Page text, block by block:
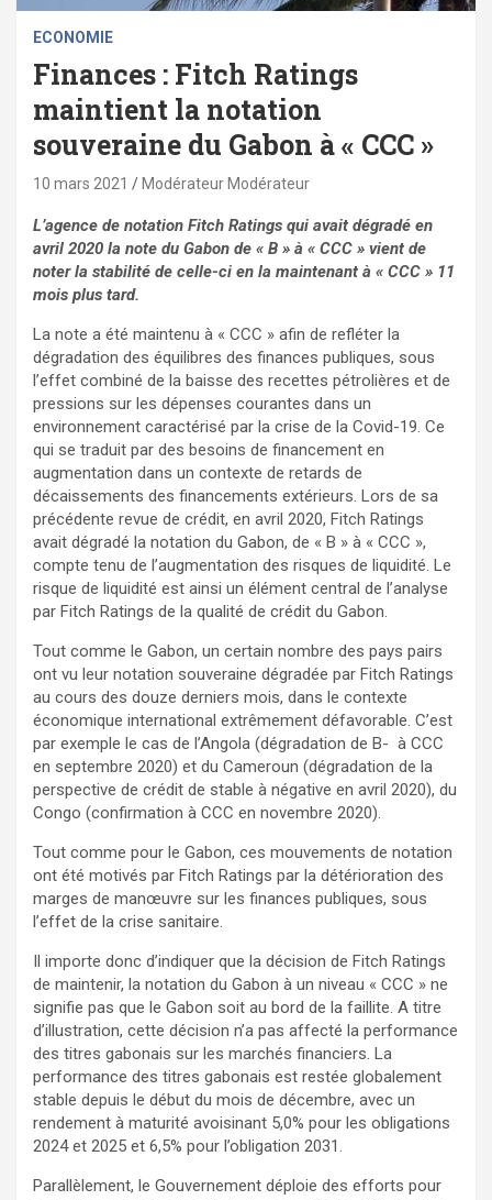
ECONOMIE
Finances : Fitch Ratings
maintient la notation
souveraine du Gabon à « CCC »
10 mars 2021 Modérateur Modérateur
L’agence de notation Fitch Ratings qui avait dégradé en
avril 2020 la note du Gabon de « B » à « CCC » vient de
noter la stabilité de celle-ci en la maintenant à « CCC » 11
mois plus tard.
La note a été maintenu à « CCC » afin de refléter la
dégradation des équilibres des finances publiques, sous
l’effet combiné de la baisse des recettes pétrolières et de
pressions sur les dépenses courantes dans un
environnement caractérisé par la crise de la Covid-19. Ce
qui se traduit par des besoins de financement en
augmentation dans un contexte de retards de
décaissements des financements extérieurs. Lors de sa
précédente revue de crédit, en avril 2020, Fitch Ratings
avait dégradé la notation du Gabon, de « B » à « CCC »,
compte tenu de l’augmentation des risques de liquidité. Le
risque de liquidité est ainsi un élément central de l’analyse
par Fitch Ratings de la qualité de crédit du Gabon.
Tout comme le Gabon, un certain nombre des pays pairs
ont vu leur notation souveraine dégradée par Fitch Ratings
au cours des douze derniers mois, dans le contexte
économique international extrêmement défavorable. C’est
par exemple le cas de l’Angola (dégradation de B- à CCC
en septembre 2020) et du Cameroun (dégradation de la
perspective de crédit de stable à négative en avril 2020), du
Congo (confirmation à CCC en novembre 2020).
Tout comme pour le Gabon, ces mouvements de notation
ont été motivés par Fitch Ratings par la détérioration des
marges de manœuvre sur les finances publiques, sous
l’effet de la crise sanitaire.
Il importe donc d’indiquer que la décision de Fitch Ratings
de maintenir, la notation du Gabon à un niveau « CCC » ne
signifie pas que le Gabon soit au bord de la faillite. A titre
d’illustration, cette décision n’a pas affecté la performance
des titres gabonais sur les marchés financiers. La
performance des titres gabonais est restée globalement
stable depuis le début du mois de décembre, avec un
rendement à maturité avoisinant 5,0% pour les obligations
2024 et 2025 et 6,5% pour l’obligation 2031.
Parallèlement, le Gouvernement déploie des efforts pour